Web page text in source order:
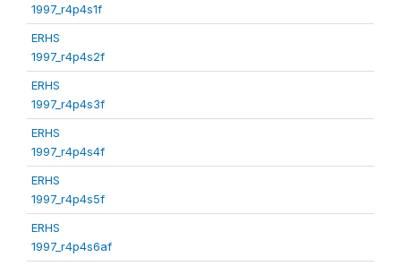
1997_r4p4s1f
ERHS
1997_r4p4s2f
ERHS
1997_r4p4s3f
ERHS
1997_r4p4s4f
ERHS
1997_r4p4s5f
ERHS
1997_r4p4s6af